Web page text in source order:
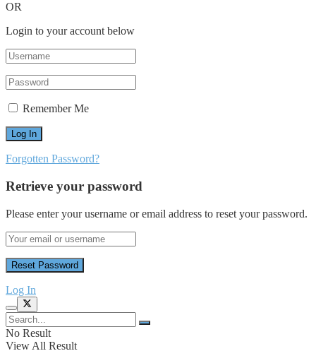
OR
Login to your account below
Remember Me
Forgotten Password?
Retrieve your password
Please enter your username or email address to reset your password.
Log In
No Result
View All Result